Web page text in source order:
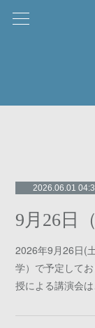
2026.06.01
2026年9月26日(
学）で予定して
授による講演会